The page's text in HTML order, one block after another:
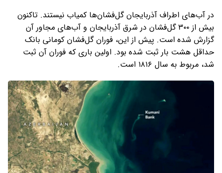
در آب‌های اطراف آذربایجان گل‌فشان‌ها کمیاب نیستند. تاکنون
بیش از ۳۰۰ گل‌فشان در شرق آذربایجان و آب‌های مجاور آن
گزارش شده است. پیش از این، فوران گل‌فشان کومانی بانک
حداقل هشت بار ثبت شده بود. اولین باری که فوران آن ثبت
شد، مربوط به سال ۱۸۱۶ است.